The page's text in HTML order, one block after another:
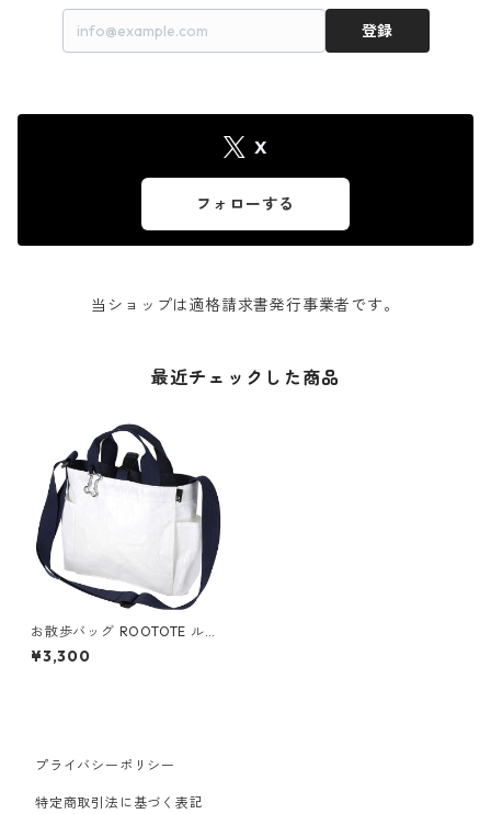
登録
X
フォローする
当ショップは適格請求書発行事業者です。
最近チェックした商品
お散歩バッグ ROOTOTE ルー
トート スクエア.ドッグ.タープ
犬用ペットグッズ ホワイト
¥3,300
プライバシーポリシー
特定商取引法に基づく表記